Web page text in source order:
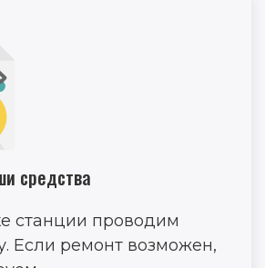
средства
станции проводим
Если ремонт возможен,